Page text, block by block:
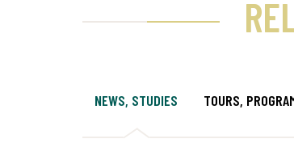
NEWS, STUDIES TOURS,